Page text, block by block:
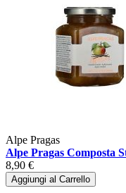
Alpe Pragas
Alpe Pragas Composta
8,90 €
Aggiungi al Carrello